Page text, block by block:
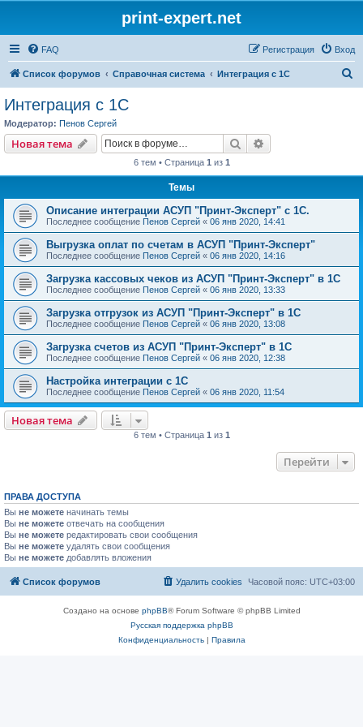
print-expert.net
FAQ Вход
Регистрация
Список форумов Справочная система Интеграция с 1С
Интеграция с 1С
Модератор: Пенов Сергей
Новая тема Поиск
6 тем • Страница 1 из 1
Темы
Описание интеграции АСУП "Принт-Эксперт" с 1С.
Последнее сообщение Пенов Сергей « 06 янв 2020, 14:41
Выгрузка оплат по счетам в АСУП "Принт-Эксперт"
Последнее сообщение Пенов Сергей « 06 янв 2020, 14:16
Загрузка кассовых чеков из АСУП "Принт-Эксперт" в 1С
Последнее сообщение Пенов Сергей « 06 янв 2020, 13:33
Загрузка отгрузок из АСУП "Принт-Эксперт" в 1С
Последнее сообщение Пенов Сергей « 06 янв 2020, 13:08
Загрузка счетов из АСУП "Принт-Эксперт" в 1С
Последнее сообщение Пенов Сергей « 06 янв 2020, 12:38
Настройка интеграции с 1С
Последнее сообщение Пенов Сергей « 06 янв 2020, 11:54
Новая тема
6 тем • Страница 1 из 1
Перейти
ПРАВА ДОСТУПА
Вы не можете начинать темы
Вы не можете отвечать на сообщения
Вы не можете редактировать свои сообщения
Вы не можете удалять свои сообщения
Вы не можете добавлять вложения
Список форумов Часовой пояс: UTC+03:00
Удалить cookies
Создано на основе phpBB® Forum Software © phpBB Limited
Русская поддержка phpBB
Конфиденциальность| Правила